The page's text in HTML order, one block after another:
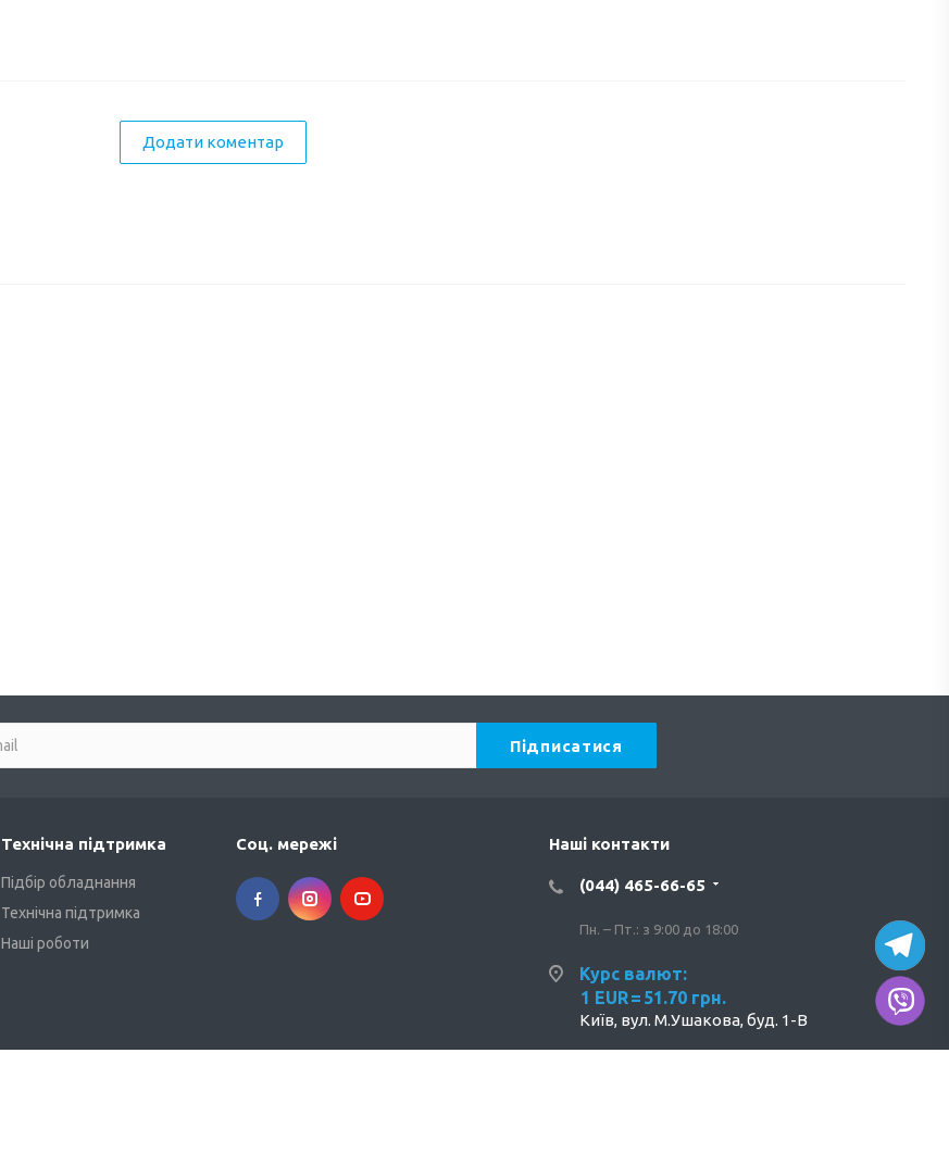
Додати коментар
Технічна підтримка
Підбір обладнання
Технічна підтримка
Наші роботи
Соц. мережі Наші контакти
(044) 465-66-65
Пн. – Пт.: з 9:00 до 18:00
Курс валют:
1 EUR= 51.70 грн.
Київ, вул. М.Ушакова, буд. 1-В